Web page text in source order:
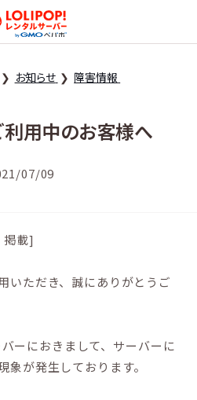
ロリポップ！レンタル
お知らせ 障害情報
用中のお客様へ
07/09
掲載]
いただき、誠にありがとうご
ーにおきまして、サーバーに
が発生しております。